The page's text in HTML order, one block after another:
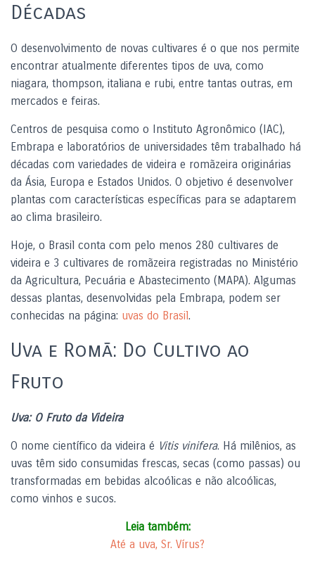
Décadas
O desenvolvimento de novas cultivares é o que nos permite
encontrar atualmente diferentes tipos de uva, como
niagara, thompson, italiana e rubi, entre tantas outras, em
mercados e feiras.
Centros de pesquisa como o Instituto Agronômico (IAC),
Embrapa e laboratórios de universidades têm trabalhado há
décadas com variedades de videira e romãzeira originárias
da Ásia, Europa e Estados Unidos. O objetivo é desenvolver
plantas com características específicas para se adaptarem
ao clima brasileiro.
Hoje, o Brasil conta com pelo menos 280 cultivares de
videira e 3 cultivares de romãzeira registradas no Ministério
da Agricultura, Pecuária e Abastecimento (MAPA). Algumas
dessas plantas, desenvolvidas pela Embrapa, podem ser
conhecidas na página: uvas do Brasil.
Uva e Romã: Do Cultivo ao
Fruto
Uva: O Fruto da Videira
O nome científico da videira é Vitis vinifera. Há milênios, as
uvas têm sido consumidas frescas, secas (como passas) ou
transformadas em bebidas alcoólicas e não alcoólicas,
como vinhos e sucos.
Leia também:
Até a uva, Sr. Vírus?